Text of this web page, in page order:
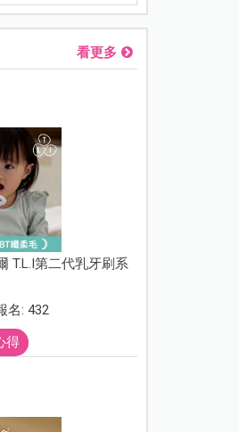
看更多
T.L.I第二代乳牙刷系
名: 432
得